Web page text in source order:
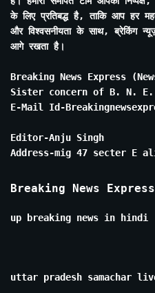
के लिए प्रतिबद्ध है, ताकि आप हर
और विश्वसनीयता के साथ, ब्रेकिंग
आगे रखता है।
Breaking News Express
Sister concern of B. N. E.
E-Mail Id-
Editor-Anju Singh
Address-mig 47 secter E
Breaking News Express
up breaking news in hindi
uttar pradesh samachar